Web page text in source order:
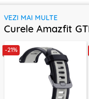
VEZI MAI MULTE
Curele Amazfit
-21%